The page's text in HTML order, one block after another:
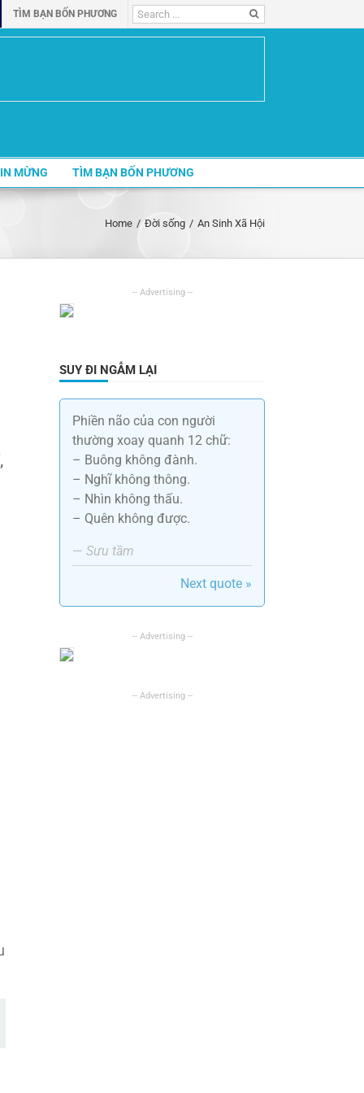
TÌM BẠN BỐN PHƯƠNG
Search
for:
MỪNG TÌM BẠN BỐN PHƯƠNG
Home / Đời sống / An Sinh Xã Hội
SUY ĐI NGẪM LẠI
Phiền não của con người
thường xoay quanh 12 chữ:
– Buông không đành.
– Nghĩ không thông.
– Nhìn không thấu.
– Quên không được.
— Sưu tầm
Next quote »